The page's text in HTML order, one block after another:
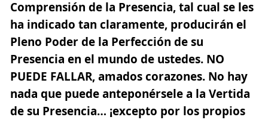
Comprensión de la Presencia, tal cual se les
ha indicado tan claramente, producirán el
Pleno Poder de la Perfección de su
Presencia en el mundo de ustedes. NO
PUEDE FALLAR, amados corazones. No hay
nada que puede anteponérsele a la Vertida
de su Presencia… ¡excepto por los propios